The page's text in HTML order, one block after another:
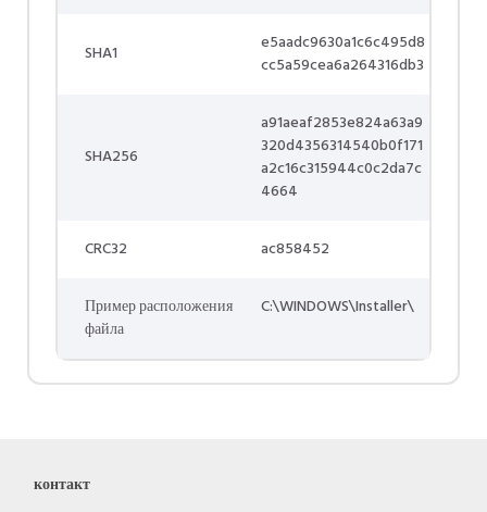
SHA1
e5aadc9630a1c6c495d8
cc5a59cea6a264316db3
SHA256
a91aeaf2853e824a63a9
320d4356314540b0f171
a2c16c315944c0c2da7c
4664
CRC32 ac858452
Пример расположения
файла
C:\WINDOWS\Installer\
контакт